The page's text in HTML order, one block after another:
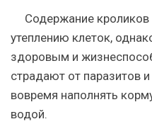
Содержание кроликов
утеплению клеток,
здоровым и
страдают от паразитов
вовремя наполнять
водой.